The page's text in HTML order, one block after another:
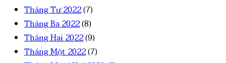
Tháng Tư 2022(7)
Tháng Ba 2022(8)
Tháng Hai 2022(9)
Tháng Một 2022(7)